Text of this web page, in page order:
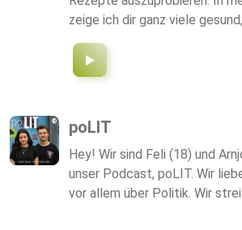
zeige ich dir ganz viele
einfach leckere Rezepte, die
nachbacken kannst! Schreib
Backidee, die ich dann gerne
Hier der Link:
https://www.instagram.com/
Oder einfach unter:
gerne einen Kommentar dar.
poLIT
Hey! Wir sind Feli (18) und
unser Podcast, poLIT. Wir
vor allem über Politik. Wir